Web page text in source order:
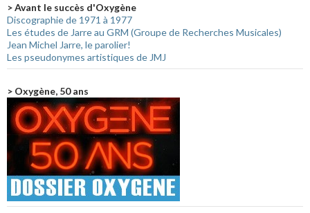
> Avant le succès d'Oxygène
Discographie de 1971 à 1977
Les études de Jarre au GRM (Groupe de Recherches Musicales)
Jean Michel Jarre, le parolier!
Les pseudonymes artistiques de JMJ
> Oxygène, 50 ans